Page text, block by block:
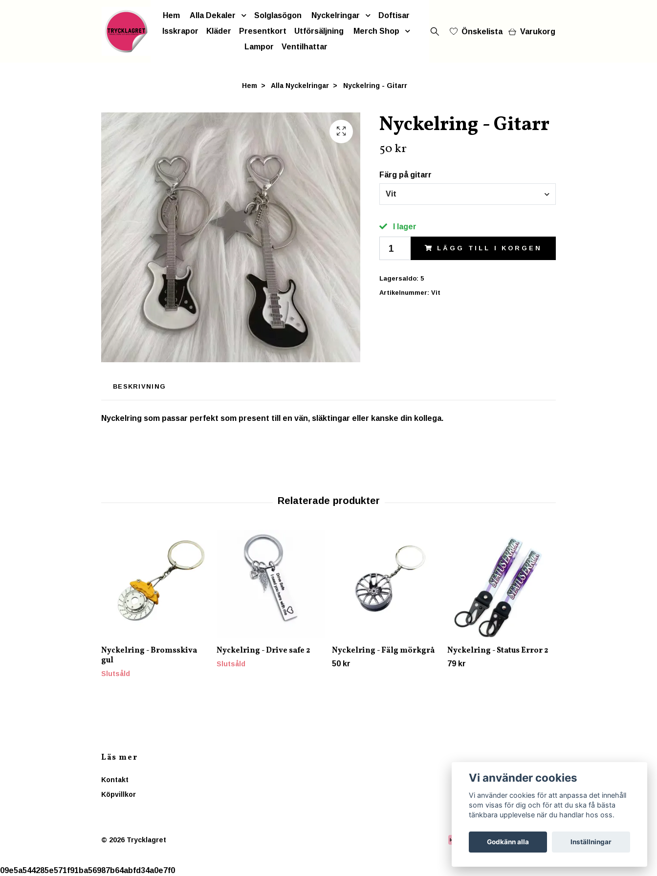
Hem Alla Dekaler Solglasögon Nyckelringar
Doftisar
Isskrapor
Kläder Presentkort Utförsäljning
Merch Shop
Lampor
Ventilhattar
Önskelista Varukorg
Hem Alla Nyckelringar Nyckelring - Gitarr
Nyckelring - Gitarr
50 kr
Färg på gitarr
Vit
I lager
LÄGG TILL I KORGEN
Lagersaldo: 5
Artikelnummer: Vit
BESKRIVNING
Nyckelring som passar perfekt som present till en vän, släktingar eller kanske din kollega.
Nyckelring - Bromsskiva
gul
Slutsåld
Nyckelring - Drive safe 2
Slutsåld
Nyckelring - Fälg mörkgrå
50 kr
Nyckelring - Status Error 2
79 kr
Läs mer
Kontakt
Köpvillkor
© 2026 Trycklagret
09e5a544285e571f91ba56987b64abfd34a0e7f0
Vi använder cookies
Vi använder cookies för att anpassa det innehåll
som visas för dig och för att du ska få bästa
tänkbara upplevelse när du handlar hos oss.
Godkänn alla Inställningar